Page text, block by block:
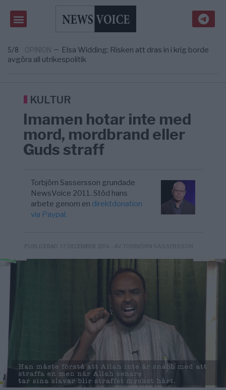
3/8 AFRIKA
Massiv anstormning till Ceuta – Misstankar
om amerikansk påverkan
UNITED STATES
Tucker Carlson: ”It’s Time to Save
5/8 OPINION — Elsa Widding: Risken att dras in i krig borde
avgöra all utrikespolitik
geografiskt apartheidsystem
om amerikansk påverkan
UNITED STATES — Tucker Carlson: ”It’s Time to Save
America” – Finally
KULTUR
Imamen hotar inte med
mord, mordbrand eller
Guds straff
Torbjörn Sassersson grundade
NewsVoice 2011. Stöd hans
arbete genom en direktdonation
via Paypal.
PUBLICERAD 17 DECEMBER 2016 - AV TORBJÖRN SASSERSSON